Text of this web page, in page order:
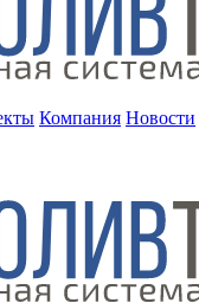
Компания Новости